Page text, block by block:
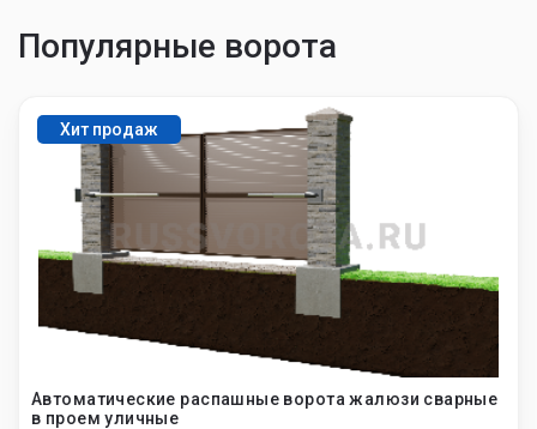
Популярные ворота
Хит продаж
Автоматические распашные ворота жалюзи сварные
в проем уличные